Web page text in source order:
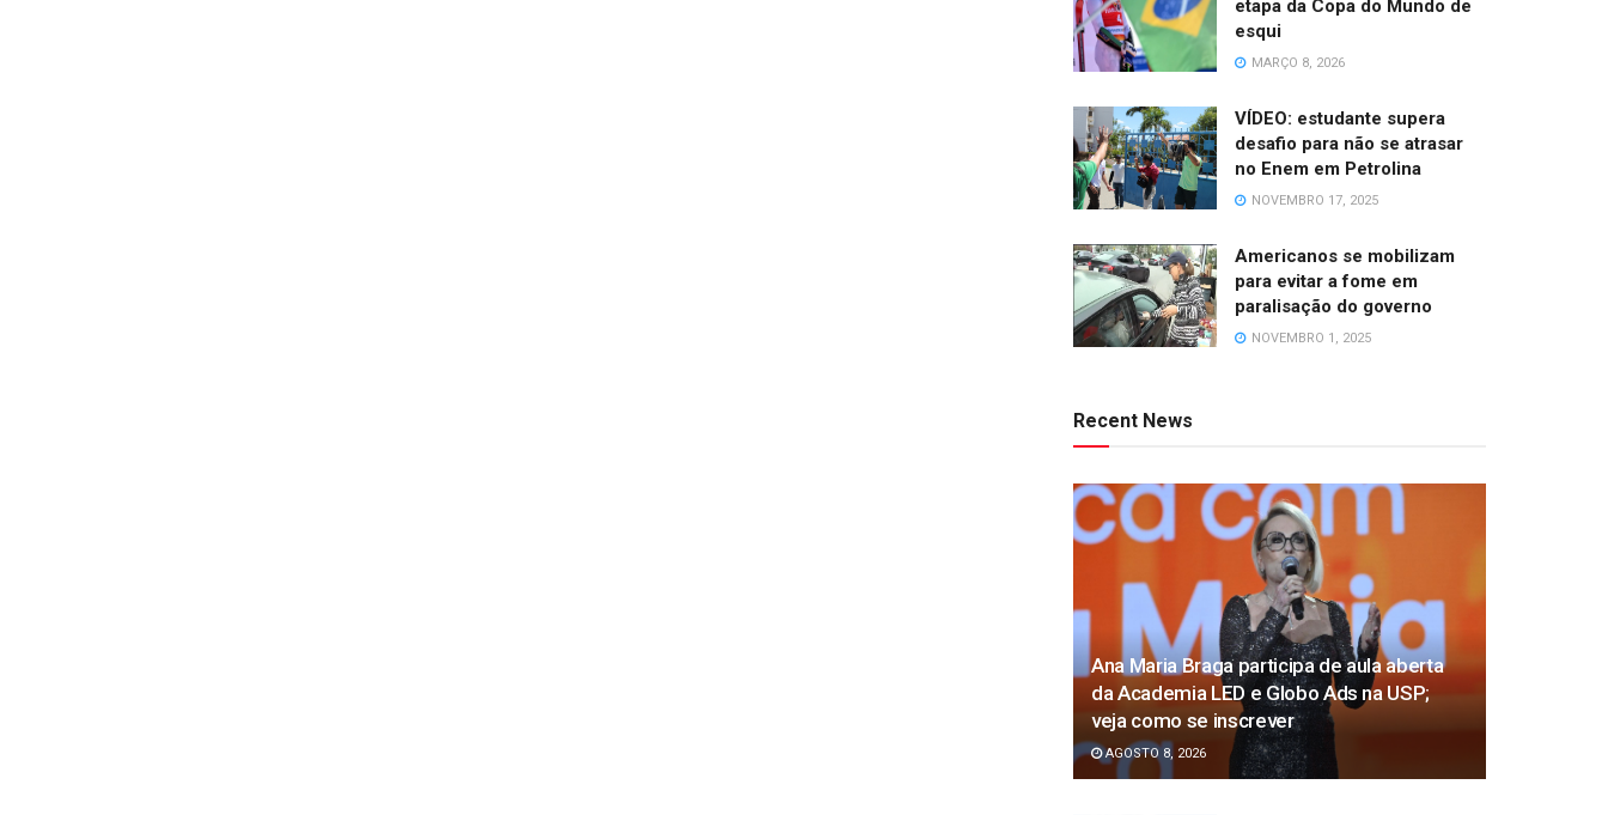
etapa da Copa do Mundo de
esqui
MARÇO 8, 2026
VÍDEO: estudante supera
desafio para não se atrasar
no Enem em Petrolina
NOVEMBRO 17, 2025
Americanos se mobilizam
para evitar a fome em
paralisação do governo
NOVEMBRO 1, 2025
Recent News
Ana Maria Braga participa de aula aberta
da Academia LED e Globo Ads na USP;
veja como se inscrever
AGOSTO 8, 2026